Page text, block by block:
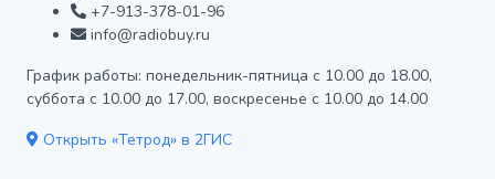
+7-913-378-01-96
info@radiobuy.ru
График работы: понедельник-пятница с 10.00 до 18.00,
суббота с 10.00 до 17.00, воскресенье с 10.00 до 14.00
Открыть «Тетрод» в 2ГИС